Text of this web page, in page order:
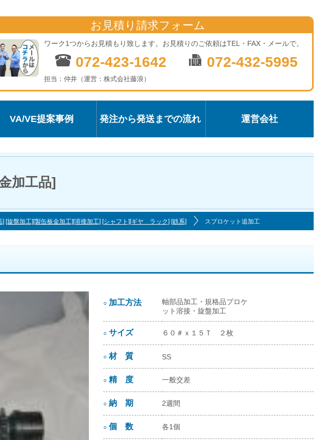
お見積り請求フォーム
ワーク1つからお見積もり致します。お見積りのご依頼はTEL・FAX・メールで。
072-423-1642 072-432-5995
担当：仲井（運営：株式会社藤浪）
VA/VE提案事例 発注から発送までの流れ 運営会社
加工品]
] [旋盤加工][製缶板金加工][溶接加工] [シャフト][ギヤ ラック] [鉄系] スプロケット追加工
○ 加工方法
軸部品加工・規格品プロケ
ット溶接・旋盤加工
○ サイズ ６０＃ｘ１５Ｔ ２枚
○ 材 質 SS
○ 精 度 一般交差
○ 納 期 2週間
○ 個 数 各1個